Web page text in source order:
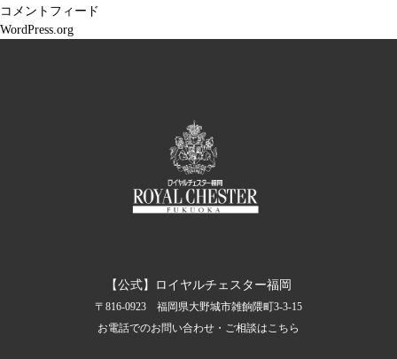
コメントフィード
WordPress.org
【公式】ロイヤルチェスター福岡
〒816-0923 福岡県大野城市雑餉隈町3-3-15
お電話でのお問い合わせ・ご相談はこちら